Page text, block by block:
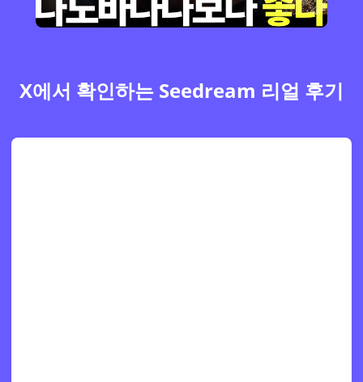
X에서 확인하는 Seedream 리얼 후기